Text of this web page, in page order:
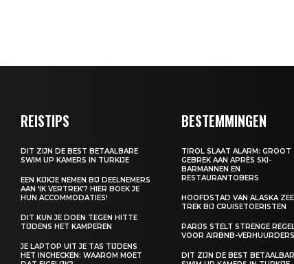
REISTIPS
DIT ZIJN DE BEST BETAALBARE
SWIM UP KAMERS IN TURKIJE
EEN KIJKJE NEMEN BIJ DEELNEMERS
AAN ‘IK VERTREK’? HIER BOEK JE
HUN ACCOMMODATIES!
DIT KUN JE DOEN TEGEN HITTE
TIJDENS HET KAMPEREN
JE LAPTOP UIT JE TAS TIJDENS
HET INCHECKEN: WAAROM MOET
BESTEMMINGEN
TIROL SLAAT ALARM: GROOT
GEBREK AAN APRÈS SKI-
BARMANNEN EN
RESTAURANTOBERS
HOOFDSTAD VAN ALASKA
TREK BIJ CRUISETOERISTEN
PARIJS STELT STRENGE
VOOR AIRBNB-VERHUURDERS
DIT ZIJN DE BEST